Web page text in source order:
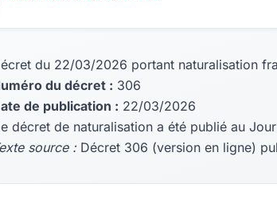
du 22/03/2026 portant naturalisation
du décret : 306
de publication : 22/03/2026
décret de naturalisation a été publié au
source :Décret 306 (version en ligne)